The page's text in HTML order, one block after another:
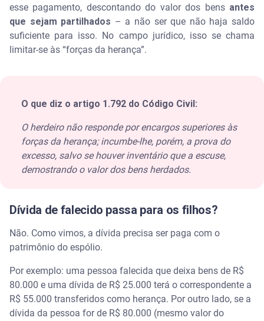
esse pagamento, descontando do valor dos bens antes
que sejam partilhados – a não ser que não haja saldo
suficiente para isso. No campo jurídico, isso se chama
limitar-se às “forças da herança”.
O que diz o artigo 1.792 do Código Civil:
O herdeiro não responde por encargos superiores às
forças da herança; incumbe-lhe, porém, a prova do
excesso, salvo se houver inventário que a escuse,
demostrando o valor dos bens herdados.
Dívida de falecido passa para os filhos?
Não. Como vimos, a dívida precisa ser paga com o
patrimônio do espólio.
Por exemplo: uma pessoa falecida que deixa bens de R$
80.000 e uma dívida de R$ 25.000 terá o correspondente a
R$ 55.000 transferidos como herança. Por outro lado, se a
dívida da pessoa for de R$ 80.000 (mesmo valor do